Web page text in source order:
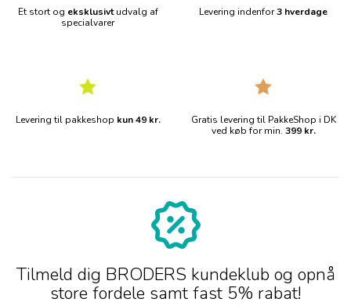
Et stort og eksklusivtudvalg af
specialvarer
Levering indenfor3 hverdage
Levering til pakkeshop kun 49 kr.
Gratis levering til PakkeShop i DK
ved køb for min. 399 kr.
Tilmeld dig BRODERS kundeklub og opnå
store fordele samt fast 5% rabat!